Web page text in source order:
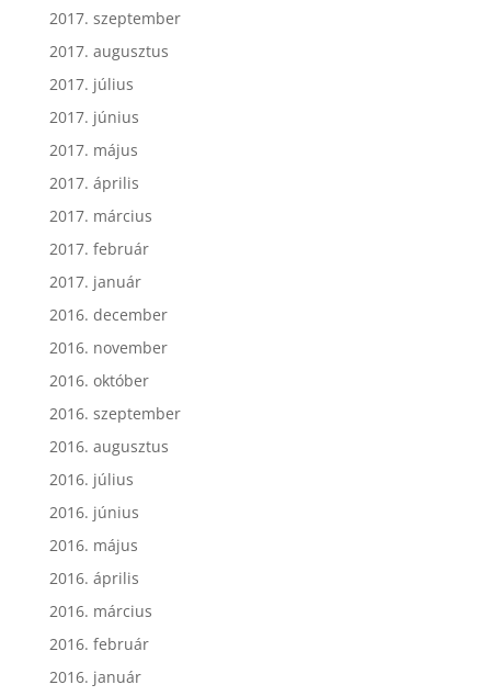
2017. szeptember
2017. augusztus
2017. július
2017. június
2017. május
2017. április
2017. március
2017. február
2017. január
2016. december
2016. november
2016. október
2016. szeptember
2016. augusztus
2016. július
2016. június
2016. május
2016. április
2016. március
2016. február
2016. január